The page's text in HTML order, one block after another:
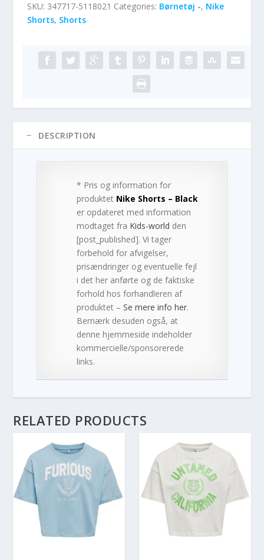
SKU: 347717-5118021 Categories: Børnetøj -, Nike
Shorts, Shorts
DESCRIPTION
* Pris og information for
produktet Nike Shorts – Black
er opdateret med information
modtaget fra Kids-world den
[post_published]. Vi tager
forbehold for afvigelser,
prisændringer og eventuelle fejl
i det her anførte og de faktiske
forhold hos forhandleren af
produktet –Se mere info her.
Bemærk desuden også, at
denne hjemmeside indeholder
kommercielle/sponsorerede
links.
RELATED PRODUCTS